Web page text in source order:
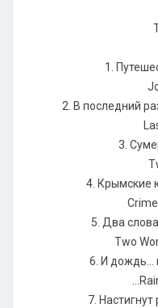
1.
2. В последний
3.
4. Крымские
5. Два
Two
6. И дождь...
7.